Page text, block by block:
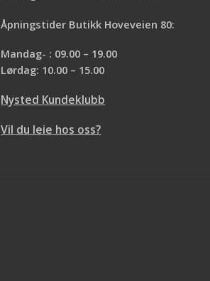
Åpningstider Butikk Hoveveien 80:
Mandag- : 09.00 – 19.00
Lørdag: 10.00 – 15.00
Nysted Kundeklubb
Vil du leie hos oss?